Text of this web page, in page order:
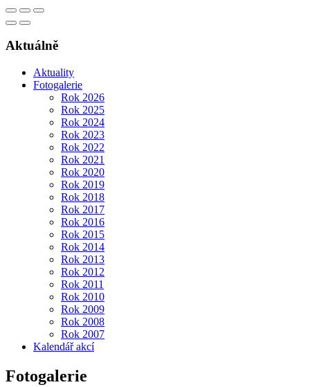
Aktuálně
Aktuality
Fotogalerie
Rok 2026
Rok 2025
Rok 2024
Rok 2023
Rok 2022
Rok 2021
Rok 2020
Rok 2019
Rok 2018
Rok 2017
Rok 2016
Rok 2015
Rok 2014
Rok 2013
Rok 2012
Rok 2011
Rok 2010
Rok 2009
Rok 2008
Rok 2007
Kalendář akcí
Fotogalerie